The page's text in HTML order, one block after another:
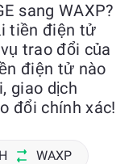
sang WAXP?
tiền điện tử
trao đổi của
điện tử nào
giao dịch
đổi chính xác!
WAXP